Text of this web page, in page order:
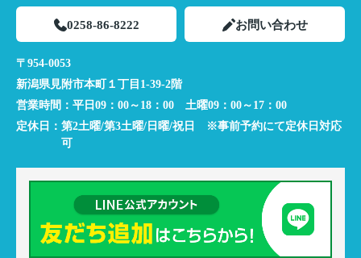
0258-86-8222 お問い合わせ
〒954-0053
新潟県見附市本町１丁目1-39-2階
営業時間： 平日09：00～18：00 土曜09：00～17：00
定休日： 第2土曜/第3土曜/日曜/祝日 ※事前予約にて定休日対応
可